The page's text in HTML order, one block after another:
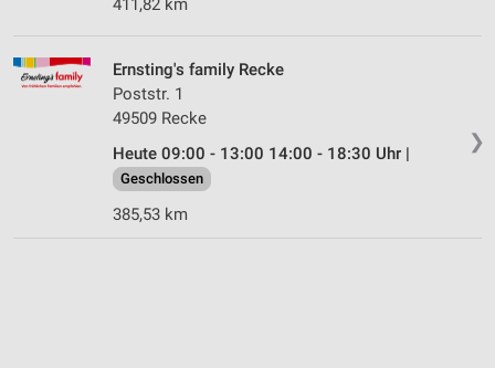
411,82 km
❯
Ernsting's family Recke
Poststr. 1
49509 Recke
Heute 09:00 - 13:00 14:00 - 18:30 Uhr |
Geschlossen
385,53 km